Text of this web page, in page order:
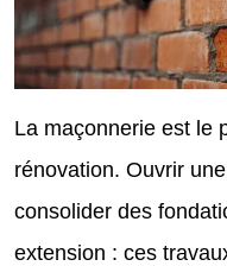
La maçonnerie est le
rénovation. Ouvrir
consolider des
extension : ces